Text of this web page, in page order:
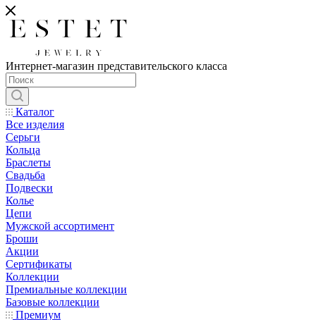
Интернет-магазин представительского класса
Каталог
Все изделия
Серьги
Кольца
Браслеты
Свадьба
Подвески
Колье
Цепи
Мужской ассортимент
Броши
Акции
Сертификаты
Коллекции
Премиальные коллекции
Базовые коллекции
Премиум